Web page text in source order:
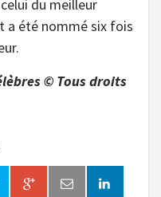
du meilleur
a été nommé six fois
© Tous droits